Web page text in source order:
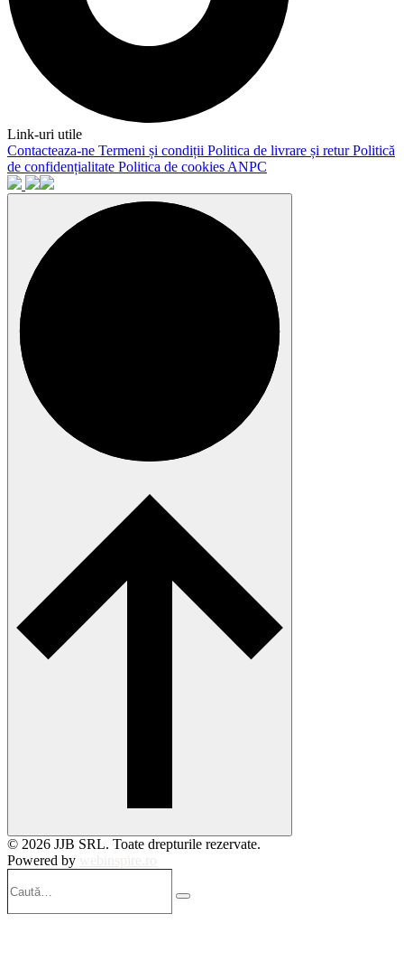
Link-uri utile
Contacteaza-ne Termeni și condiții Politica de livrare și returPolitică
de confidențialitate Politica de cookies ANPC
© 2026 JJB SRL. Toate drepturile rezervate.
Powered by
Search